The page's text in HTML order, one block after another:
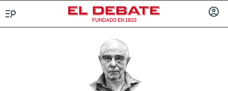
FUNDADO EN 1910